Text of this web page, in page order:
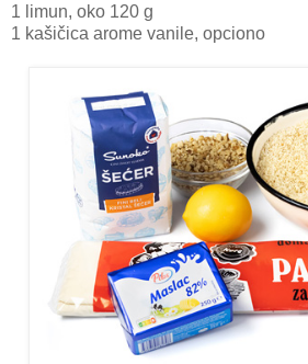
1 limun, oko 120 g
1 kašičica arome vanile, opciono